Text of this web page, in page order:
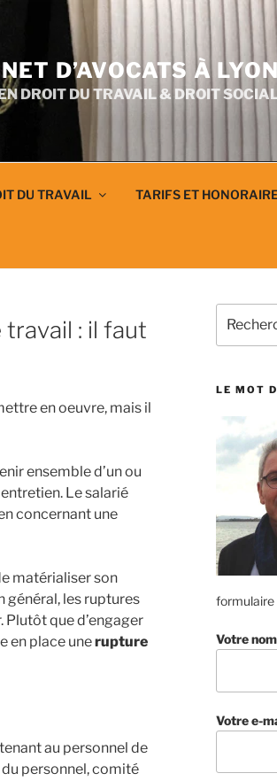
D’AVOCATS À
DROIT DU TRAVAIL & DROIT
DU TRAVAIL TARIFS ET
: il faut
en oeuvre, mais il
ensemble d’un ou
Le salarié
concernant une
matérialiser son
général, les ruptures
que d’engager
en place unerupture
au personnel de
personnel, comité
pour
LE MOT
formulaire
Votre nom
Votre e-